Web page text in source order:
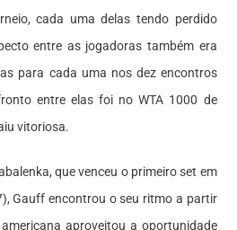
cada uma delas tendo perdido
entre as jogadoras também era
para cada uma nos dez encontros
entre elas foi no WTA 1000 de
vitoriosa.
que venceu o primeiro set em
Gauff encontrou o seu ritmo a partir
aproveitou a oportunidade